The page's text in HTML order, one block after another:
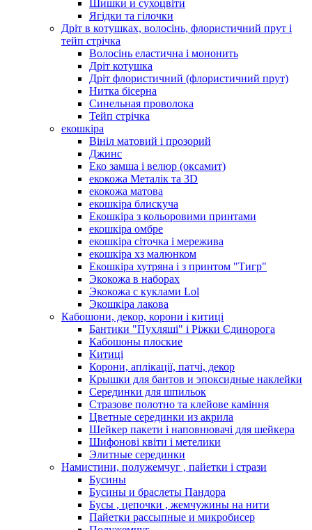
Шишки и сухоцвіти
Ягідки та гілочки
Дріт в котушках, волосінь, флористичний прут і
тейп стрічка
Волосінь еластична і мононить
Дріт котушка
Дріт флористичний (флористичний прут)
Нитка бісерна
Синельная проволока
Тейп стрічка
екошкіра
Вініл матовий і прозорий
Джинс
Еко замша і велюр (оксамит)
екокожа Металік та 3D
екокожа матова
екошкіра блискуча
Екошкіра з кольоровими принтами
екошкіра омбре
екошкіра сіточка і мережива
екошкіра хз малюнком
Екошкіра хутряна і з принтом "Тигр"
Экокожа в наборах
Экокожа с куклами Lol
Экошкiра лакова
Кабошони, декор, корони і китиці
Бантики "Пухляші" і Ріжки Єдинорога
Кабошоны плоские
Китиці
Корони, аплікації, патчі, декор
Крышки для бантов и эпоксидные наклейки
Серединки для шпильок
Стразове полотно та клейове каміння
Цветные серединки из акрила
Шейкер пакети і наповнювачі для шейкера
Шифонові квіти і метелики
Элитные серединки
Намистини, полужемчуг , пайетки і стрази
Бусины
Бусины и браслеты Пандора
Бусы , цепочки , жемчужины на нити
Пайетки рассыпные и микробисер